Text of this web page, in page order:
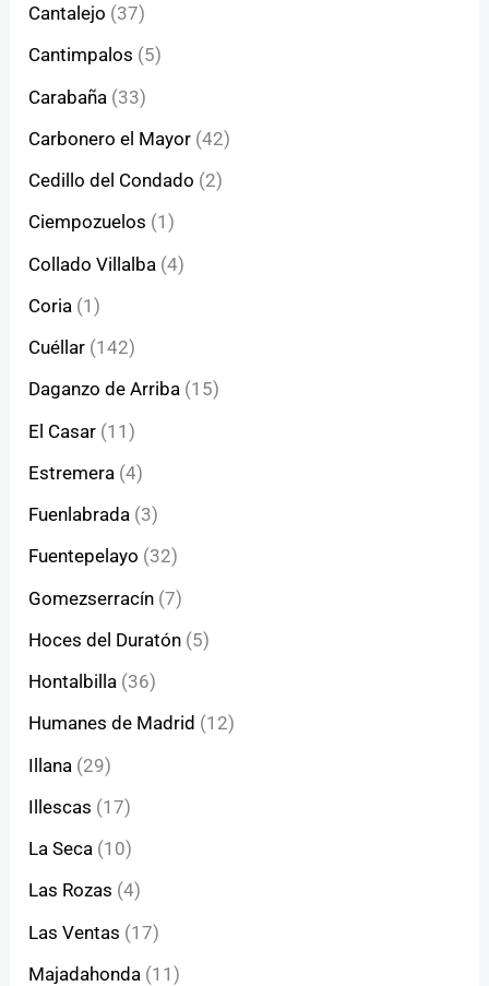
Cantalejo (37)
Cantimpalos (5)
Carabaña (33)
Carbonero el Mayor (42)
Cedillo del Condado (2)
Ciempozuelos (1)
Collado Villalba (4)
Coria (1)
Cuéllar (142)
Daganzo de Arriba (15)
El Casar (11)
Estremera (4)
Fuenlabrada (3)
Fuentepelayo (32)
Gomezserracín (7)
Hoces del Duratón (5)
Hontalbilla (36)
Humanes de Madrid (12)
Illana (29)
Illescas (17)
La Seca (10)
Las Rozas (4)
Las Ventas (17)
Majadahonda (11)